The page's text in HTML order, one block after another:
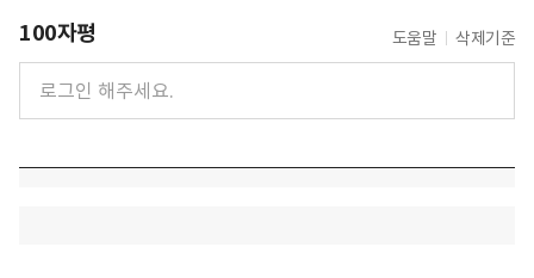
100자평 도움말 삭제기준